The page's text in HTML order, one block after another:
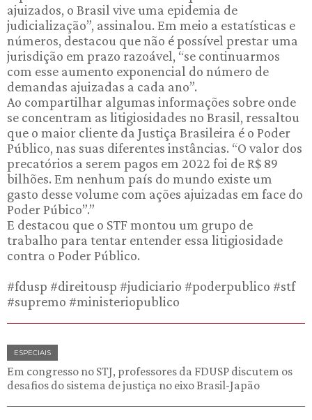
ajuizados, o Brasil vive uma epidemia de
judicialização”, assinalou. Em meio a estatísticas e
números, destacou que não é possível prestar uma
jurisdição em prazo razoável, “se continuarmos
com esse aumento exponencial do número de
demandas ajuizadas a cada ano”.
Ao compartilhar algumas informações sobre onde
se concentram as litigiosidades no Brasil, ressaltou
que o maior cliente da Justiça Brasileira é o Poder
Público, nas suas diferentes instâncias. “O valor dos
precatórios a serem pagos em 2022 foi de R$ 89
bilhões. Em nenhum país do mundo existe um
gasto desse volume com ações ajuizadas em face do
Poder Púbico”.”
E destacou que o STF montou um grupo de
trabalho para tentar entender essa litigiosidade
contra o Poder Público.
#fdusp #direitousp #judiciario #poderpublico #stf
#supremo #ministeriopublico
ESPECIAIS
Em congresso no STJ, professores da FDUSP discutem os
desafios do sistema de justiça no eixo Brasil-Japão